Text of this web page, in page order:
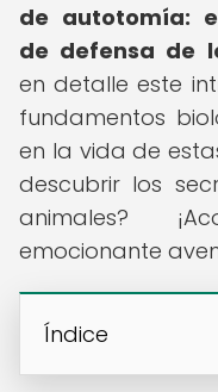
de autotomía:
de defensa de
en detalle este
fundamentos
en la vida de
descubrir los
animales?
emocionante
Índice